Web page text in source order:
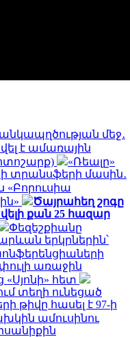
մեջ․
է ամառային
«Ռեալը»
տրանսֆերի մասին․
«Բորուսիա
Ծայրահեղ շոգը
քան 25 հազար
Փեզեշքիանը
երկրներին՝
առաջին
հետ
տեղի ունեցած
թիվը հասել է 97-ի
ամուսինու